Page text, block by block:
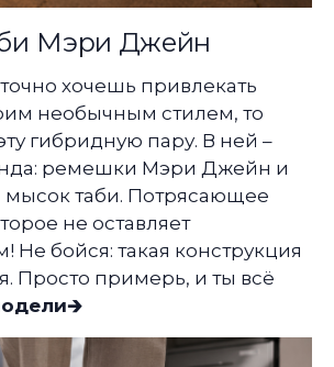
Мэри Джейн
хочешь привлекать
необычным стилем, то
гибридную пару. В ней –
ремешки Мэри Джейн и
таби. Потрясающее
не оставляет
бойся: такая конструкция
Просто примерь, и ты всё